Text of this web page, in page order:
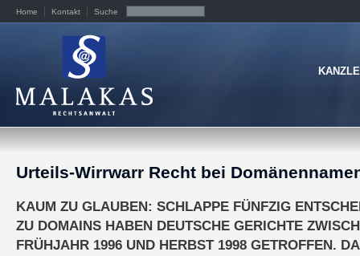
Home Kontakt Suche
Urteils-Wirrwarr Recht bei
KAUM ZU GLAUBEN: SCHLAPPE FÜNFZIG
ZU DOMAINS HABEN DEUTSCHE GERICHTE
FRÜHJAHR 1996 UND HERBST 1998 GETROFFEN.